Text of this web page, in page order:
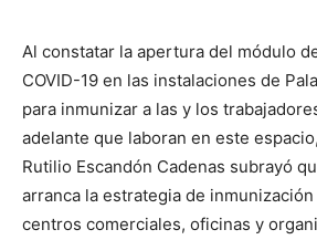
Al constatar la apertura del módulo
COVID-19 en las instalaciones de
para inmunizar a las y los
adelante que laboran en este
Rutilio Escandón Cadenas subrayó
arranca la estrategia de
centros comerciales, oficinas y